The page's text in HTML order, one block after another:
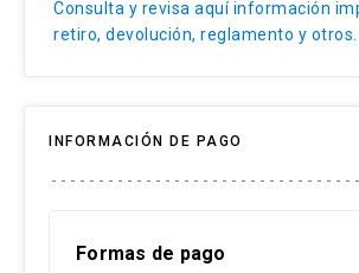
Consulta y revisa aquí información
retiro, devolución, reglamento y otros.
INFORMACIÓN DE PAGO
Formas de pago